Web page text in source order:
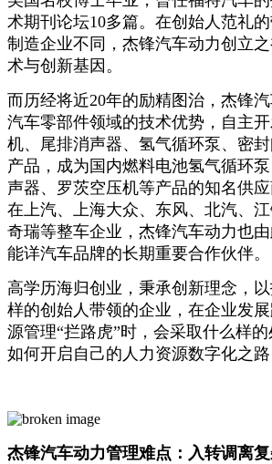
术期刊论坛10多篇。在创始人范礼
制造企业不同，杰锋汽车动力创立
术与创新基因。
而历经将近20年的励精图治，杰锋
汽车零部件领域的技术优势，自主
机、尾排消声器、氢气循环泵、密
产品，成为国内燃料电池氢气循环
声器、罗茨空压机等产品的知名供
在上汽、上海大众、东风、北汽、江
奇瑞等整车企业，杰锋汽车动力也
能详汽车品牌的长期重要合作伙伴。
高学历海归创业，秉承创新理念，
样的创始人带领的企业，在企业发
源管理“拦路虎”时，会采取什么样
如何开启自己的人力资源数字化之路
杰锋汽车动力管理难点：入转调离